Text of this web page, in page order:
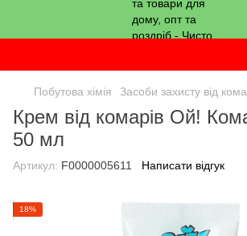
Побутова хімія Засоби захисту від
Крем від комарів Ой!
50 мл
Артикул: F0000005611 Написати відгук
18%